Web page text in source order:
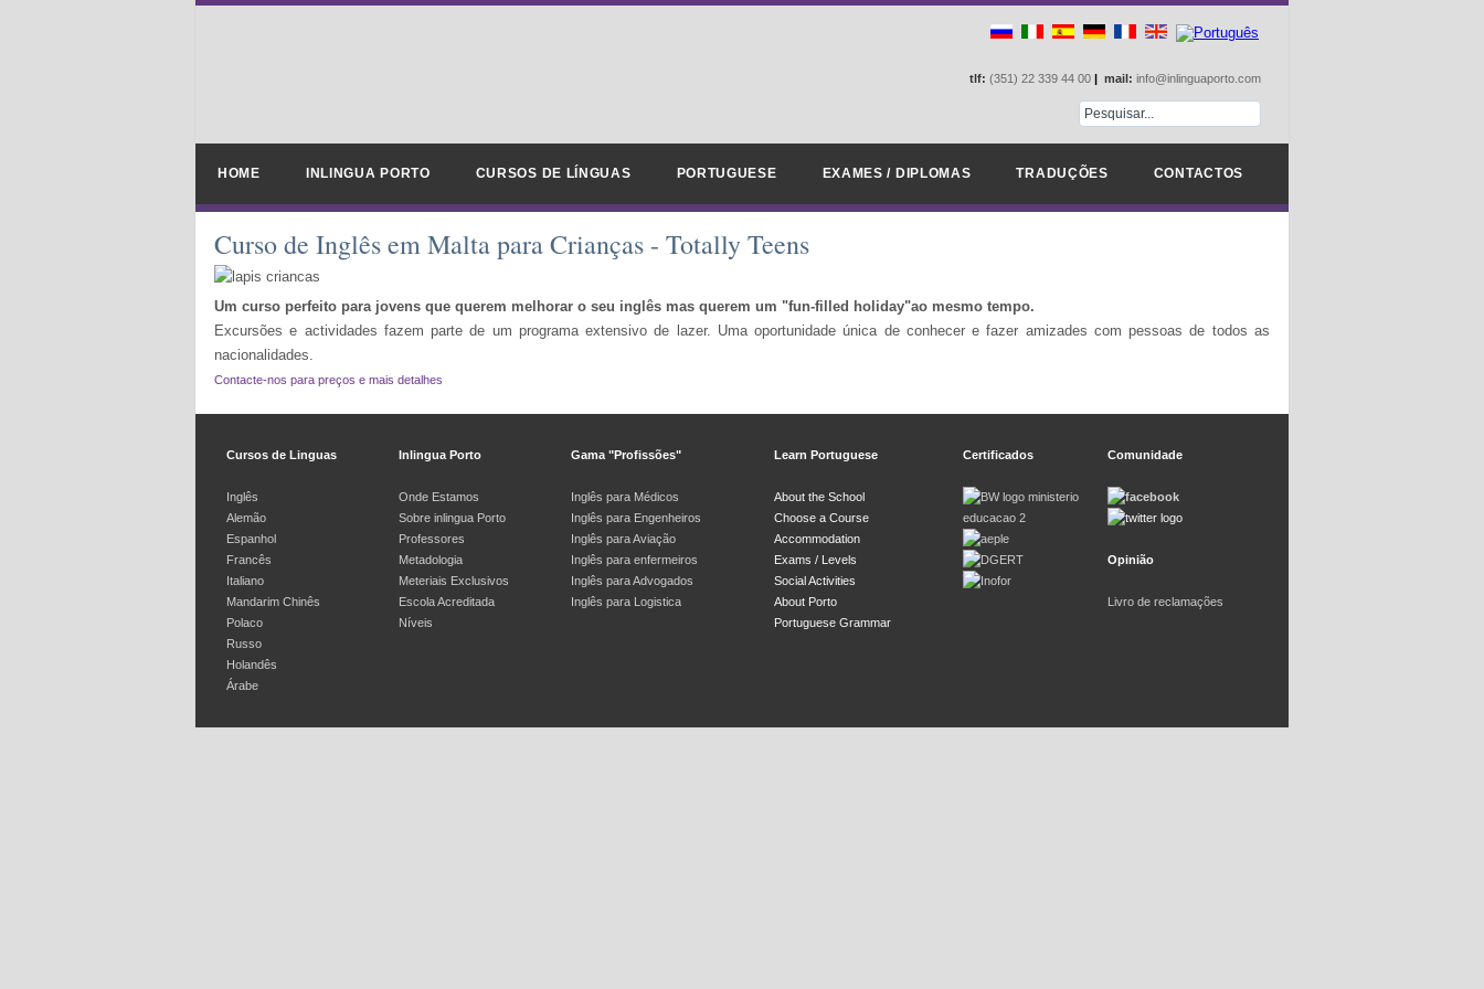
tlf: (351) 22 339 44 00 | mail: info@inlinguaporto.com
HOME INLINGUA PORTO CURSOS DE LÍNGUAS PORTUGUESE EXAMES / DIPLOMAS TRADUÇÕES CONTACTOS
Curso de Inglês em Malta para Crianças - Totally Teens
Um curso perfeito para jovens que querem melhorar o seu inglês mas querem um "fun-filled holiday"ao mesmo tempo.
Excursões e actividades fazem parte de um programa extensivo de lazer. Uma oportunidade única de conhecer e fazer amizades com pessoas de todos as
nacionalidades.
Contacte-nos para preços e mais detalhes
Cursos de Linguas
Inglês
Alemão
Espanhol
Francês
Italiano
Mandarim Chinês
Polaco
Russo
Holandês
Árabe
Inlingua Porto
Onde Estamos
Sobre inlingua Porto
Professores
Metadologia
Meteriais Exclusivos
Escola Acreditada
Níveis
Gama "Profissões"
Inglês para Médicos
Inglês para Engenheiros
Inglês para Aviação
Inglês para enfermeiros
Inglês para Advogados
Inglês para Logistica
Learn Portuguese
About the School
Choose a Course
Accommodation
Exams / Levels
Social Activities
About Porto
Portuguese Grammar
Certificados Comunidade
Opinião
Livro de reclamações